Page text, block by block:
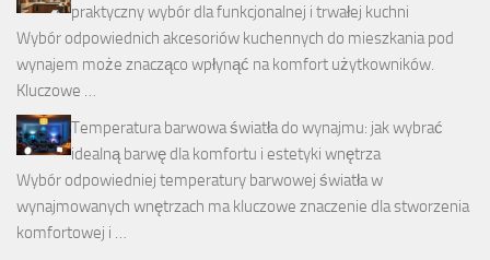
praktyczny wybór dla funkcjonalnej i trwałej kuchni
Wybór odpowiednich akcesoriów kuchennych do mieszkania pod
wynajem może znacząco wpłynąć na komfort użytkowników.
Kluczowe …
Temperatura barwowa światła do wynajmu: jak wybrać
idealną barwę dla komfortu i estetyki wnętrza
Wybór odpowiedniej temperatury barwowej światła w
wynajmowanych wnętrzach ma kluczowe znaczenie dla stworzenia
komfortowej i …